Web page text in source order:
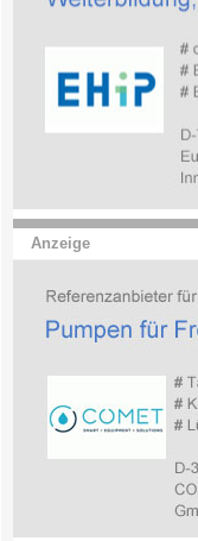
Anzeige